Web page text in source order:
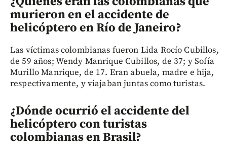
murieron en el accidente de
helicóptero en Río de Janeiro?
Las víctimas colombianas fueron Lida Rocío Cubillos,
de 59 años; Wendy Manrique Cubillos, de 37; y Sofía
Murillo Manrique, de 17. Eran abuela, madre e hija,
respectivamente, y viajaban juntas como turistas.
¿Dónde ocurrió el accidente del
helicóptero con turistas
colombianas en Brasil?